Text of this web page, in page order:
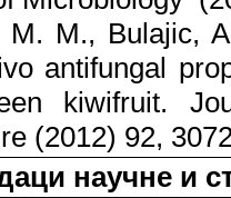
M. M., Bulajic,
antifungal
kiwifruit.
(2012) 92,
научне и